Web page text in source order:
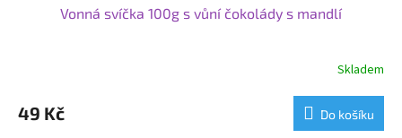
Vonná svíčka 100g s vůní čokolády s mandlí
Skladem
49 Kč Do košíku